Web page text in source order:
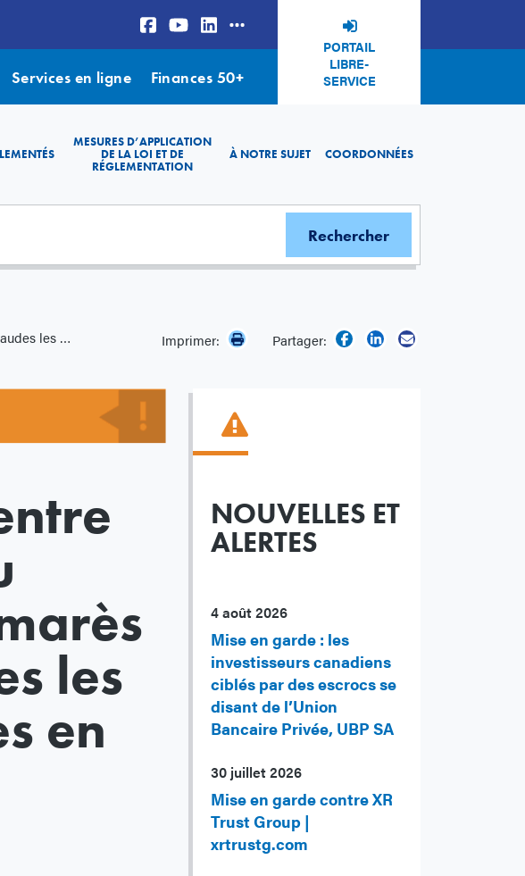
PORTAIL
LIBRE-
SERVICE
Services en ligne Finances 50+
MESURES D’APPLICATION
DE LA LOI ET DE
RÉGLEMENTATION
À NOTRE SUJET COORDONNÉES
en 2022 Imprimer: Partager:
les
en
NOUVELLES ET
ALERTES
4 août 2026
Mise en garde : les
investisseurs canadiens
ciblés par des escrocs se
disant de l’Union
Bancaire Privée, UBP SA
30 juillet 2026
Mise en garde contre XR
Trust Group |
xrtrustg.com